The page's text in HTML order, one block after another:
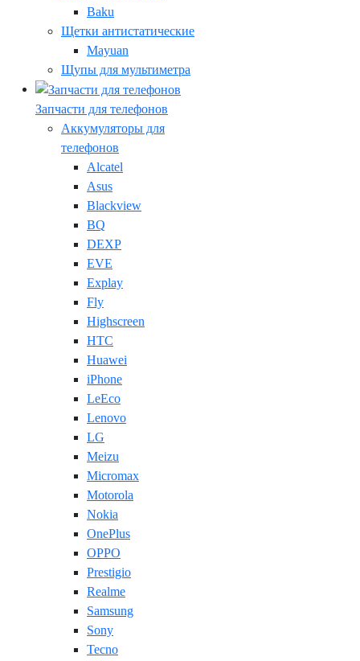
Baku
Щетки антистатические
Mayuan
Щупы для мультиметра
Запчасти для телефонов
Аккумуляторы для
телефонов
Alcatel
Asus
Blackview
BQ
DEXP
EVE
Explay
Fly
Highscreen
HTC
Huawei
iPhone
LeEco
Lenovo
LG
Meizu
Micromax
Motorola
Nokia
OnePlus
OPPO
Prestigio
Realme
Samsung
Sony
Tecno